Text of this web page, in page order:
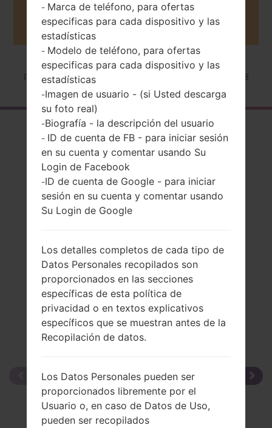
Buy accessories on Amazon
Página principal LGH858
El resumen
LGH858(LGH858)
akaLG G5 Speed
Comparar
- Marca de teléfono, para ofertas
especificas para cada dispositivo y las
estadísticas
- Modelo de teléfono, para ofertas
especificas para cada dispositivo y las
estadísticas
-Imagen de usuario - (si Usted descarga
su foto real)
-Biografía - la descripción del usuario
- ID de cuenta de FB - para iniciar sesión
en su cuenta y comentar usando Su
Login de Facebook
-ID de cuenta de Google - para iniciar
sesión en su cuenta y comentar usando
Su Login de Google
Los detalles completos de cada tipo de
Datos Personales recopilados son
proporcionados en las secciones
específicas de esta política de
privacidad o en textos explicativos
específicos que se muestran antes de la
Recopilación de datos.
Los Datos Personales pueden ser
proporcionados libremente por el
Usuario o, en caso de Datos de Uso,
pueden ser recopilados